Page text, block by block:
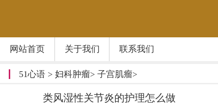
网站首页 关于我们 联系我们
51心语> 妇科肿瘤> 子宫肌瘤>
类风湿性关节炎的护理怎么做